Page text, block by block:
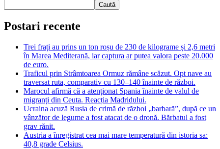
Caută
Postari recente
Trei frați au prins un ton roșu de 230 de kilograme și 2,6 metri
în Marea Mediterană, iar captura ar putea valora peste 20.000
de euro.
Traficul prin Strâmtoarea Ormuz rămâne scăzut. Opt nave au
traversat ruta, comparativ cu 130–140 înainte de război.
Marocul afirmă că a atenționat Spania înainte de valul de
migranți din Ceuta. Reacția Madridului.
Ucraina acuză Rusia de crimă de război „barbară”, după ce un
vânzător de legume a fost atacat de o dronă. Bărbatul a fost
grav rănit.
Austria a înregistrat cea mai mare temperatură din istoria sa:
40,8 grade Celsius.